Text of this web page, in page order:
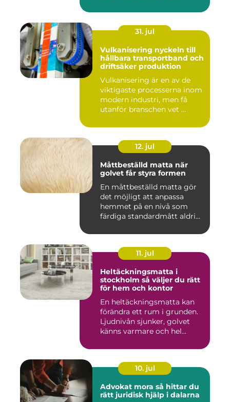
31. jul
Vulkanisering nyckeln till
hållbara transportband och
driftsäker produktion
Vulkanisering är en av de
viktigaste processerna inom
modern industri, men få
utanför branschen vet ...
12. jul
Måttbeställd matta när
golvet får styra formen
En måttbeställd matta gör
det möjligt att anpassa
hemmet på en nivå som
färdiga standardmått aldrig
11. jul
Heltäckningsmatta i
stockholm så väljer du rätt
för hem och kontor
En heltäckningsmatta kan
förändra ett rum i grunden.
Ljudnivån sjunker, golvet
känns varmare och hel...
10. jul
Advokat mora så hittar du
rätt juridisk hjälp i dalarna